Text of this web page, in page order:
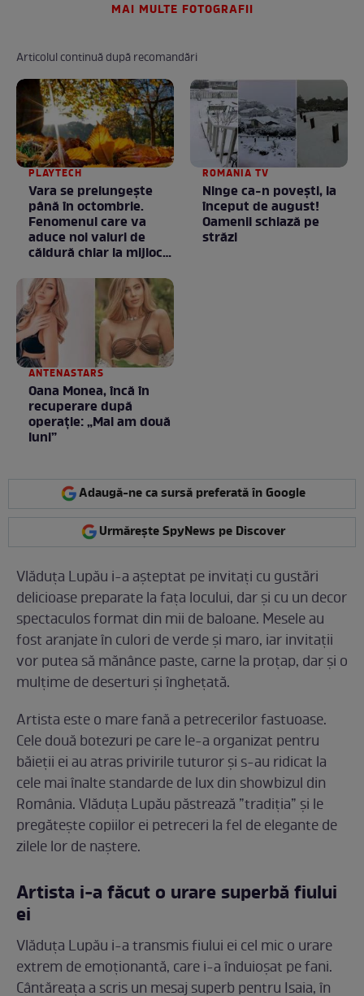
MAI MULTE FOTOGRAFII
Articolul continuă după recomandări
PLAYTECH
Vara se prelungeşte
până în octombrie.
Fenomenul care va
aduce noi valuri de
căldură chiar la mijlocul
ROMANIA TV
Ninge ca-n povești, la
început de august!
Oamenii schiază pe
străzi
ANTENASTARS
Oana Monea, încă în
recuperare după
operație: „Mai am două
luni”
Adaugă-ne ca sursă preferată în Google
Urmărește SpyNews pe Discover
Vlăduța Lupău i-a așteptat pe invitați cu gustări
delicioase preparate la fața locului, dar și cu un decor
spectaculos format din mii de baloane. Mesele au
fost aranjate în culori de verde și maro, iar invitații
vor putea să mănânce paste, carne la proțap, dar și o
mulțime de deserturi și înghețată.
Artista este o mare fană a petrecerilor fastuoase.
Cele două botezuri pe care le-a organizat pentru
băieții ei au atras privirile tuturor și s-au ridicat la
cele mai înalte standarde de lux din showbizul din
România. Vlăduța Lupău păstrează ”tradiția” și le
pregătește copiilor ei petreceri la fel de elegante de
zilele lor de naștere.
Artista i-a făcut o urare superbă fiului
ei
Vlăduța Lupău i-a transmis fiului ei cel mic o urare
extrem de emoționantă, care i-a înduioșat pe fani.
Cântăreața a scris un mesaj superb pentru Isaia, în